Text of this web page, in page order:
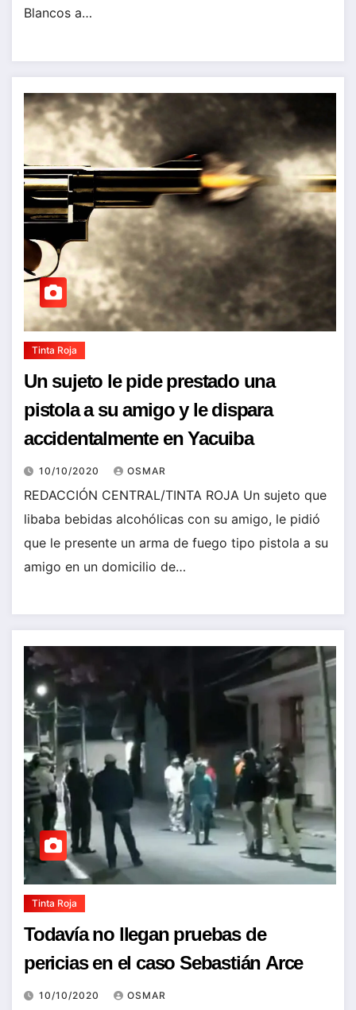
Blancos a…
Tinta Roja
Un sujeto le pide prestado una
pistola a su amigo y le dispara
accidentalmente en Yacuiba
10/10/2020 OSMAR
REDACCIÓN CENTRAL/TINTA ROJA Un sujeto que
libaba bebidas alcohólicas con su amigo, le pidió
que le presente un arma de fuego tipo pistola a su
amigo en un domicilio de…
Tinta Roja
Todavía no llegan pruebas de
pericias en el caso Sebastián Arce
10/10/2020 OSMAR